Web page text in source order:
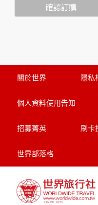
您個人在本網站上的聊天
個人的資料，其範圍如下：
本網站在您使用服務信箱
設備的 IP 位址、使用時間
用，決不對外公布。
為提供精確的服務，我們
外，我們會視需要公佈統
的個人資料揭露予第三人
在您於本網站註冊帳號、
贈獎時，本網站會收集您
確認訂購
關於世界 隱私
個人資料使用告知
招募菁英 刷卡
世界部落格